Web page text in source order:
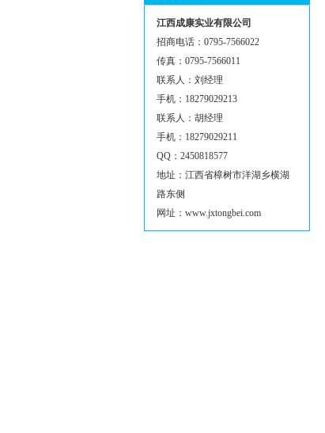
江西成康实业有限公司
招商电话：0795-7566022
传真：0795-7566011
联系人：刘经理
手机：18279029213
联系人：胡经理
手机：18279029211
QQ：2450818577
地址：江西省樟树市洋湖乡横湖
路东侧
网址：www.jxtongbei.com